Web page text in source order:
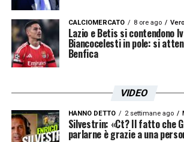
CALCIOMERCATO 8 ore ago
Lazio e Betis si contendono
Biancocelesti in pole: si
Benfica
VIDEO
HANNO DETTO 2 settimane ago
Silvestrin: «Ct? Il fatto che
parlarne è grazie a una